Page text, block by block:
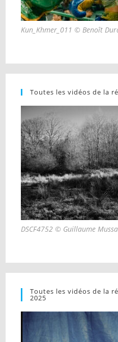
Kun_Khmer_011 © Benoît
Toutes les vidéos de la
DSCF4752 © Guillaume
Toutes les vidéos de la
2025